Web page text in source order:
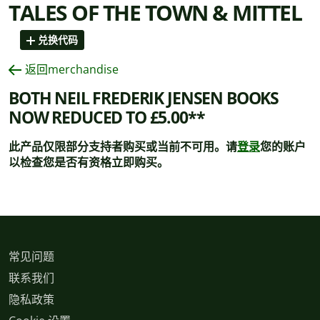
TALES OF THE TOWN & MITTEL
兑换代码
返回merchandise
BOTH NEIL FREDERIK JENSEN BOOKS
NOW REDUCED TO £5.00**
此产品仅限部分支持者购买或当前不可用。请登录您的账户
以检查您是否有资格立即购买。
常见问题
联系我们
隐私政策